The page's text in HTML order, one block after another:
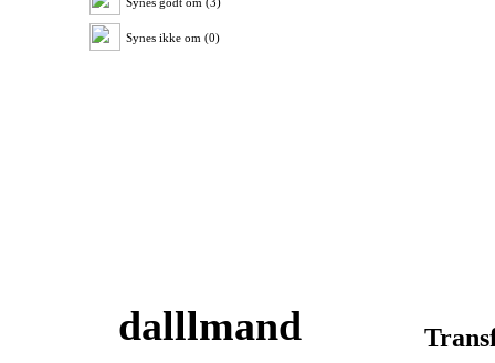
Synes ikke om (0)
dalllmand